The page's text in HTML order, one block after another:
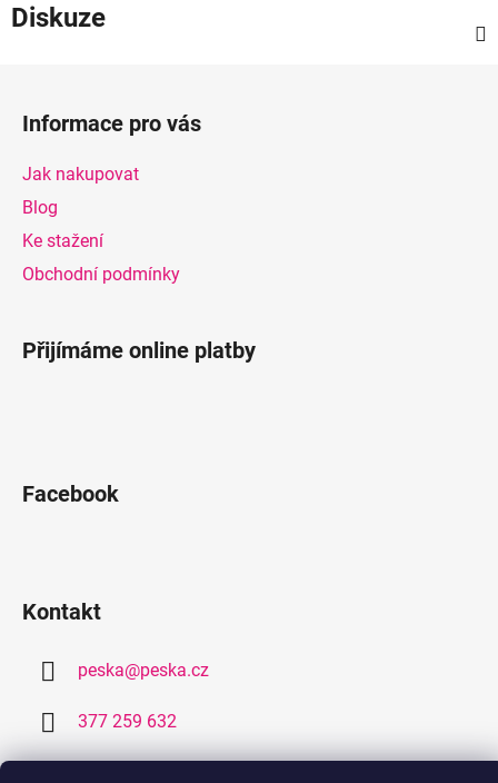
Diskuze
Informace pro vás
Jak nakupovat
Blog
Ke stažení
Obchodní podmínky
Přijímáme online platby
Facebook
Kontakt
peska@peska.cz
377 259 632